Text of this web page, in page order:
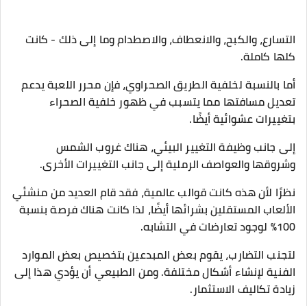
التسارع، والكبح، والانعطاف، والاصطدام وما إلى ذلك - كانت
كلها كاملة.
أما بالنسبة لخلفية الطريق الصحراوي، فإن محرر اللعبة يدعم
تعديل مسافتها مما يتسبب في ظهور خلفية الصحراء
بتغييرات عشوائية أيضًا.
إلى جانب وظيفة التغيير البيئي، هناك غروب الشمس
وشروقها والعواصف الرملية إلى جانب التغييرات الأخرى.
نظرًا لأن هذه كانت قوالب عالمية، فقد قام العديد من منشئي
الألعاب المستقلين بشرائها أيضًا، لذا كانت هناك فرصة بنسبة
100% لوجود تعارضات في التشابه.
لتجنب التضارب، يقوم بعض المبدعين بتخصيص بعض الموارد
الفنية لإنشاء أشكال مختلفة. ومن الطبيعي أن يؤدي هذا إلى
زيادة تكاليف الاستثمار.